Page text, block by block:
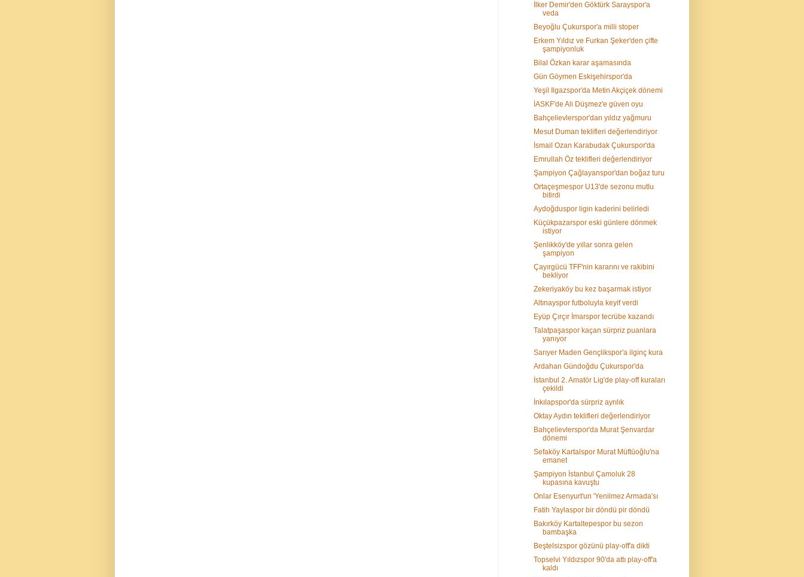
İlker Demir'den Göktürk Sarayspor'a
veda
Beyoğlu Çukurspor'a milli stoper
Erkem Yıldız ve Furkan Şeker'den çifte
şampiyonluk
Bilal Özkan karar aşamasında
Gün Göymen Eskişehirspor'da
Yeşil Ilgazspor'da Metin Akçiçek dönemi
İASKF'de Ali Düşmez'e güven oyu
Bahçelievlerspor'dan yıldız yağmuru
Mesut Duman teklifleri değerlendiriyor
İsmail Ozan Karabudak Çukurspor'da
Emrullah Öz teklifleri değerlendiriyor
Şampiyon Çağlayanspor'dan boğaz turu
Ortaçeşmespor U13'de sezonu mutlu
bitirdi
Aydoğduspor ligin kaderini belirledi
Küçükpazarspor eski günlere dönmek
istiyor
Şenlikköy'de yıllar sonra gelen
şampiyon
Çayırgücü TFF'nin kararını ve rakibini
bekliyor
Zekeriyaköy bu kez başarmak istiyor
Altınayspor futboluyla keyif verdi
Eyüp Çırçır İmarspor tecrübe kazandı
Talatpaşaspor kaçan sürpriz puanlara
yanıyor
Sarıyer Maden Gençlikspor'a ilginç kura
Ardahan Gündoğdu Çukurspor'da
İstanbul 2. Amatör Lig'de play-off kuraları
çekildi
İnkılapspor'da sürpriz ayrılık
Oktay Aydın teklifleri değerlendiriyor
Bahçelievlerspor'da Murat Şenvardar
dönemi
Sefaköy Kartalspor Murat Müftüoğlu'na
emanet
Şampiyon İstanbul Çamoluk 28
kupasına kavuştu
Onlar Esenyurt'un 'Yenilmez Armada'sı
Fatih Yaylaspor bir döndü pir döndü
Bakırköy Kartaltepespor bu sezon
bambaşka
Beştelsizspor gözünü play-off'a dikti
Topselvi Yıldızspor 90'da attı play-off'a
kaldı